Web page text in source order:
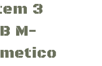
3
M-